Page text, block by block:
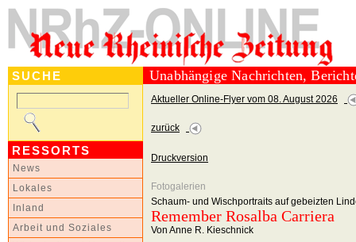
SUCHE
RESSORTS
News
Lokales
Inland
Arbeit und Soziales
Unabhängige Nachrichten,
Aktueller Online-Flyer vom 08. August 2026
zurück
Druckversion
Fotogalerien
Schaum- und Wischportraits auf gebeizten
Remember Rosalba Carriera
Von Anne R. Kieschnick